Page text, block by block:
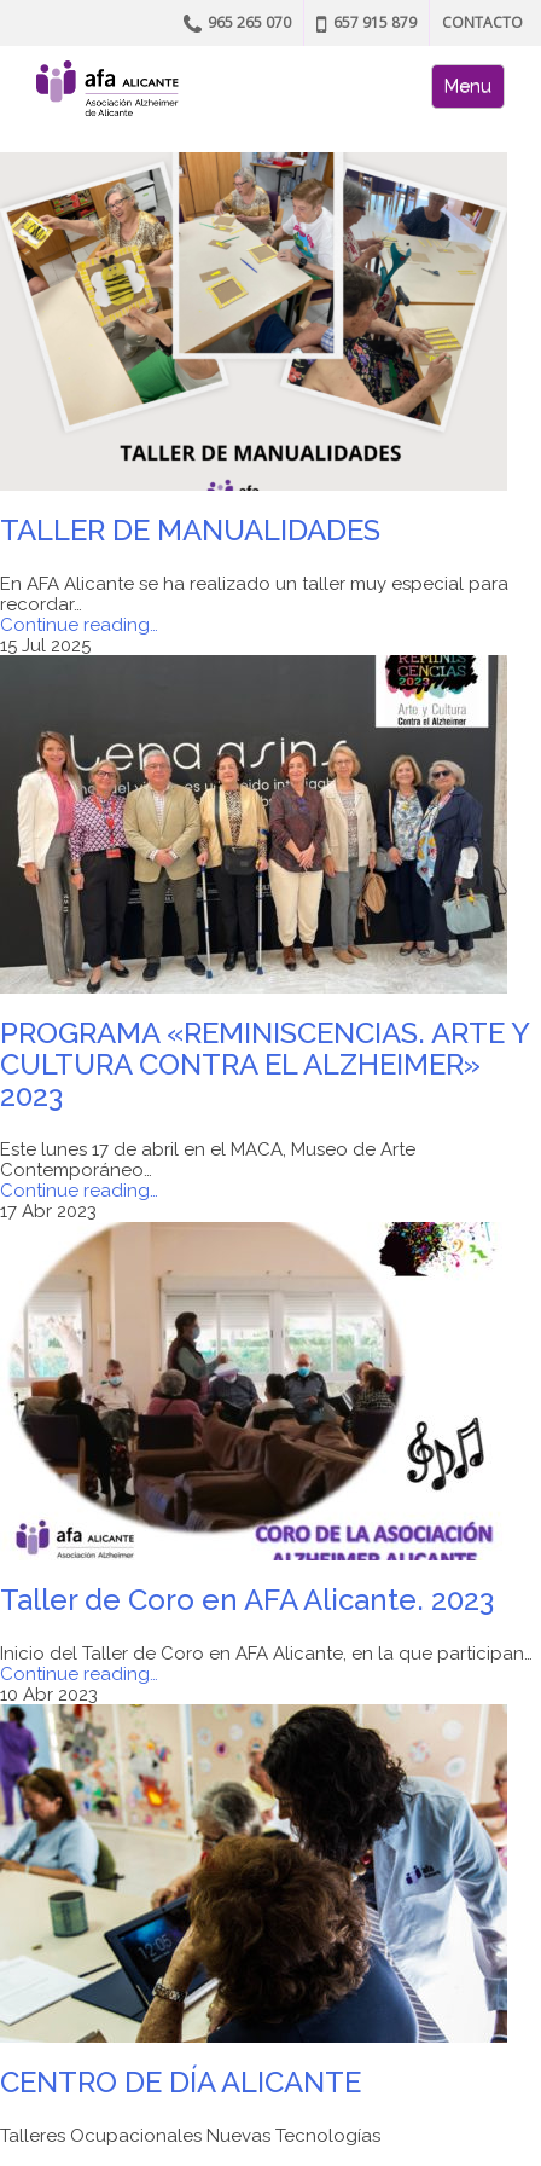
965 265 070 657 915 879 CONTACTO
AFA site
Skip to content
Menu
TALLER DE MANUALIDADES
En AFA Alicante se ha realizado un taller muy especial para
recordar…
Continue reading…
15 Jul 2025
PROGRAMA «REMINISCENCIAS. ARTE Y
CULTURA CONTRA EL ALZHEIMER»
2023
Este lunes 17 de abril en el MACA, Museo de Arte
Contemporáneo…
Continue reading
CULTURA
CONTRA
EL
ALZHEIMER»
2023"
…
17 Abr 2023
Taller de Coro en AFA Alicante. 2023
Inicio del Taller de Coro en AFA Alicante, en la que participan…
Continue reading
en
AFA
Alicante.
2023"
…
10 Abr 2023
CENTRO DE DÍA ALICANTE
Talleres Ocupacionales Nuevas Tecnologías